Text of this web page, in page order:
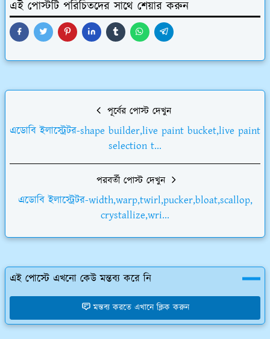
এই পোস্টটি পরিচিতদের সাথে শেয়ার করুন
পূর্বের পোস্ট দেখুন
এডোবি ইলাস্ট্রেটর-shape builder,live paint bucket,live paint
selection t...
পরবর্তী পোস্ট দেখুন
এডোবি ইলাস্ট্রেটর-width,warp,twirl,pucker,bloat,scallop,
crystallize,wri...
এই পোস্টে এখনো কেউ মন্তব্য করে নি
মন্তব্য করতে এখানে ক্লিক করুন